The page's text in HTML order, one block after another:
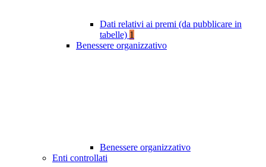
Dati relativi ai premi (da pubblicare in
tabelle) 1
Benessere organizzativo
Benessere organizzativo
Enti controllati